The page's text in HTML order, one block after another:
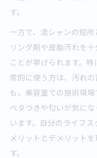
す。
一方で、湯シャンの短
リング剤や皮脂汚れを
ことが挙げられます。
常的に使う方は、汚れ
も。美容室での施術現
ベタつきや匂いが気に
います。自分のライフス
メリットとデメリット
す。